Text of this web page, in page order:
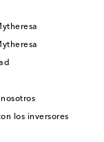
nosotros
los inversores